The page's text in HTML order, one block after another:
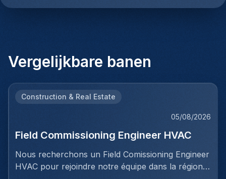
Vergelijkbare banen
Construction & Real Estate
05/08/2026
Field Commissioning Engineer HVAC
Nous recherchons un Field Comissioning Engineer
HVAC pour rejoindre notre équipe dans la région